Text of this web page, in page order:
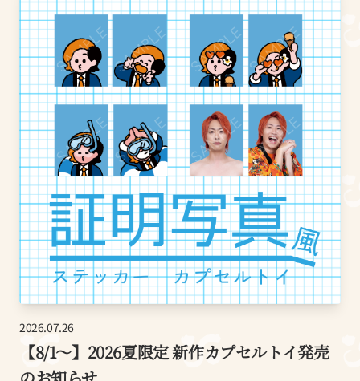
2026.07.26
【8/1～】2026夏限定 新作カプセルトイ発売